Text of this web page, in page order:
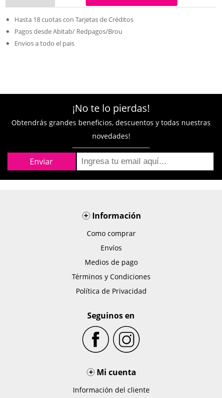
Hasta 18 cuotas con Tarjetas de Créditos
Pagos desde Abitab/ Redpagos/Brou
Envios a todo el pais
¡No te lo pierdas!
Obtendrás grandes beneficios, descuentos y todas nuestras
novedades!
+Información
Como comprar
Envíos
Medios de pago
Términos y Condiciones
Política de Privacidad
Seguinos en
+ Mi cuenta
Información del cliente